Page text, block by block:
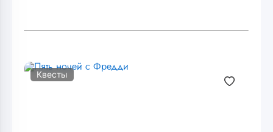
Квесты